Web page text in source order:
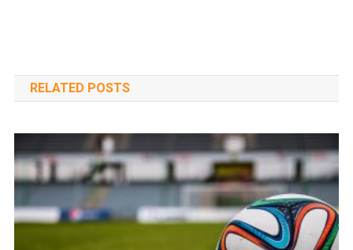
RELATED POSTS